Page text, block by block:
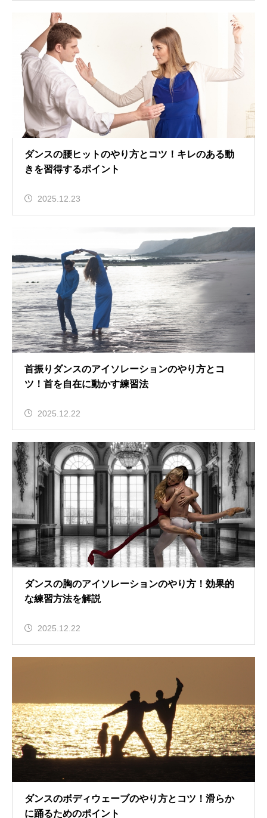
ダンスの腰ヒットのやり方とコツ！キレのある動
きを習得するポイント
2025.12.23
首振りダンスのアイソレーションのやり方とコ
ツ！首を自在に動かす練習法
2025.12.22
ダンスの胸のアイソレーションのやり方！効果的
な練習方法を解説
2025.12.22
ダンスのボディウェーブのやり方とコツ！滑らか
に踊るためのポイント